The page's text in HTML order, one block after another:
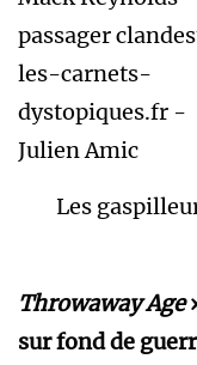
Les
Throwaway Age
sur fond de